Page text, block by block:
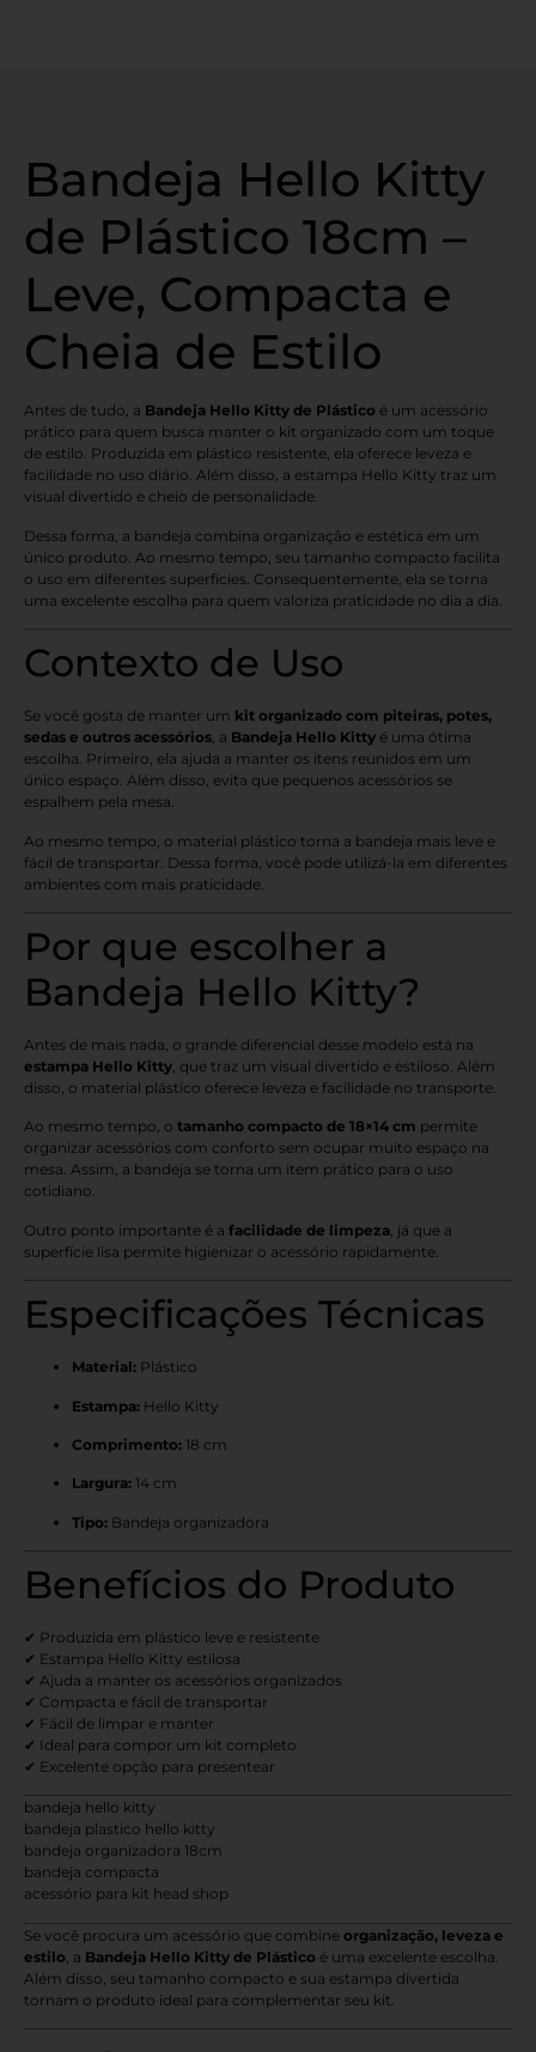
Bandeja Hello Kitty
de Plástico 18cm –
Leve, Compacta e
Cheia de Estilo
Antes de tudo, a Bandeja Hello Kitty de Plástico é um acessório
prático para quem busca manter o kit organizado com um toque
de estilo. Produzida em plástico resistente, ela oferece leveza e
facilidade no uso diário. Além disso, a estampa Hello Kitty traz um
visual divertido e cheio de personalidade.
Dessa forma, a bandeja combina organização e estética em um
único produto. Ao mesmo tempo, seu tamanho compacto facilita
o uso em diferentes superfícies. Consequentemente, ela se torna
uma excelente escolha para quem valoriza praticidade no dia a dia.
Contexto de Uso
Se você gosta de manter um kit organizado com piteiras, potes,
sedas e outros acessórios, a Bandeja Hello Kitty é uma ótima
escolha. Primeiro, ela ajuda a manter os itens reunidos em um
único espaço. Além disso, evita que pequenos acessórios se
espalhem pela mesa.
Ao mesmo tempo, o material plástico torna a bandeja mais leve e
fácil de transportar. Dessa forma, você pode utilizá-la em diferentes
ambientes com mais praticidade.
Por que escolher a
Bandeja Hello Kitty?
Antes de mais nada, o grande diferencial desse modelo está na
estampa Hello Kitty , que traz um visual divertido e estiloso. Além
disso, o material plástico oferece leveza e facilidade no transporte.
Ao mesmo tempo, o tamanho compacto de 18×14 cm permite
organizar acessórios com conforto sem ocupar muito espaço na
mesa. Assim, a bandeja se torna um item prático para o uso
cotidiano.
Outro ponto importante é a facilidade de limpeza , já que a
superfície lisa permite higienizar o acessório rapidamente.
Especificações Técnicas
Material: Plástico
Estampa: Hello Kitty
Comprimento: 18 cm
Largura: 14 cm
Tipo: Bandeja organizadora
Benefícios do Produto
✔ Produzida em plástico leve e resistente
✔ Estampa Hello Kitty estilosa
✔ Ajuda a manter os acessórios organizados
✔ Compacta e fácil de transportar
✔ Fácil de limpar e manter
✔ Ideal para compor um kit completo
✔ Excelente opção para presentear
bandeja hello kitty
bandeja plastico hello kitty
bandeja organizadora 18cm
bandeja compacta
acessório para kit head shop
Se você procura um acessório que combine organização, leveza e
estilo , a Bandeja Hello Kitty de Plástico é uma excelente escolha.
Além disso, seu tamanho compacto e sua estampa divertida
tornam o produto ideal para complementar seu kit.